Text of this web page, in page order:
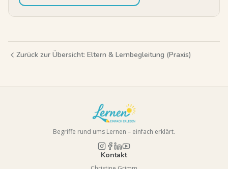
Zurück zur Übersicht: Eltern & Lernbegleitung (Praxis)
Begriffe rund ums Lernen – einfach erklärt.
Kontakt